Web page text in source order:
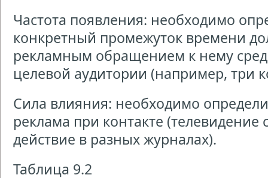
Частота появления: необходимо
конкретный промежуток времени
рекламным обращением к нему
целевой аудитории (например, три
Сила влияния: необходимо
реклама при контакте (телевидение
действие в разных журналах).
Таблица 9.2